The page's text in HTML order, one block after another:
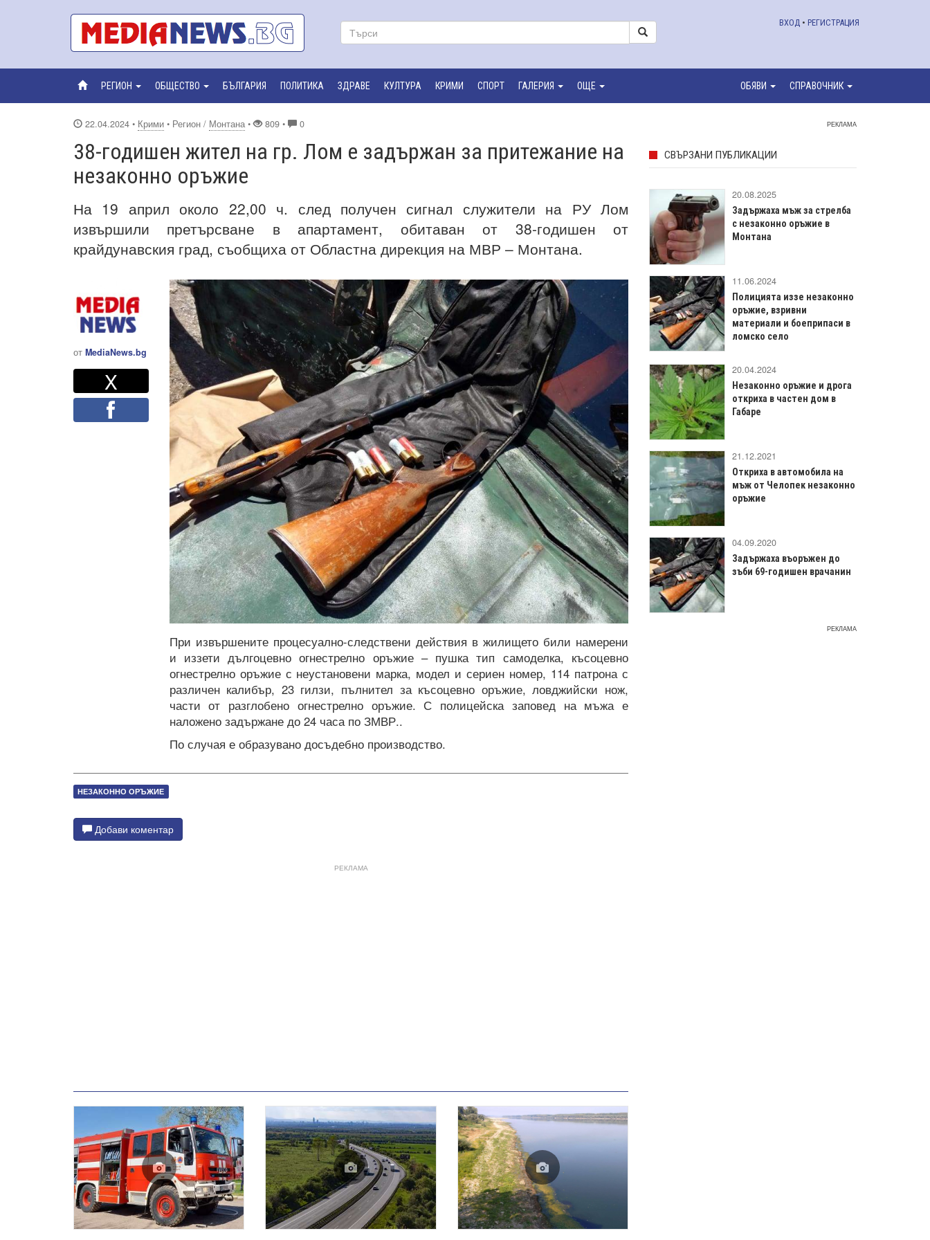
ВХОД • РЕГИСТРАЦИЯ
РЕГИОН ОБЩЕСТВО БЪЛГАРИЯ ПОЛИТИКА ЗДРАВЕ КУЛТУРА КРИМИ СПОРТ ГАЛЕРИЯ ОЩЕ ОБЯВИ СПРАВОЧНИК
22.04.2024 • Крими • Регион / Монтана • 809 • 0
38-годишен жител на гр. Лом е задържан за притежание на
незаконно оръжие
На 19 април около 22,00 ч. след получен сигнал служители на РУ Лом
извършили претърсване в апартамент, обитаван от 38-годишен от
крайдунавския град, съобщиха от Областна дирекция на МВР – Монтана.
от MediaNews.bg
Споделете
XTwitter
Facebook
При извършените процесуално-следствени действия в жилището били намерени
и иззети дългоцевно огнестрелно оръжие – пушка тип самоделка, късоцевно
огнестрелно оръжие с неустановени марка, модел и сериен номер, 114 патрона с
различен калибър, 23 гилзи, пълнител за късоцевно оръжие, ловджийски нож,
части от разглобено огнестрелно оръжие. С полицейска заповед на мъжа е
наложено задържане до 24 часа по ЗМВР..
По случая е образувано досъдебно производство.
НЕЗАКОННО ОРЪЖИЕ
Добави коментар
РЕКЛАМА
РЕКЛАМА
СВЪРЗАНИ ПУБЛИКАЦИИ
20.08.2025
Задържаха мъж за стрелба
с незаконно оръжие в
Монтана
11.06.2024
Полицията иззе незаконно
оръжие, взривни
материали и боеприпаси в
ломско село
20.04.2024
Незаконно оръжие и дрога
откриха в частен дом в
Габаре
21.12.2021
Откриха в автомобила на
мъж от Челопек незаконно
оръжие
04.09.2020
Задържаха въоръжен до
зъби 69-годишен врачанин
РЕКЛАМА